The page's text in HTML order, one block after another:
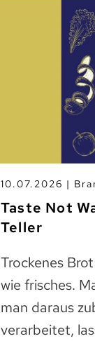
10.07.2026 |
Taste Not
Teller
Trockenes
wie frisches.
man daraus
verarbeitet,